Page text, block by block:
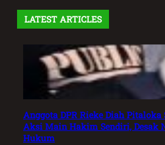
LATEST ARTICLES
Anggota DPR Rieke Diah
Aksi Main Hakim Sendiri, Desak
Hukum